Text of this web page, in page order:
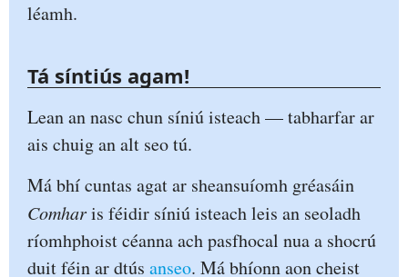
léamh.
Tá síntiús agam!
Lean an nasc chun síniú isteach — tabharfar ar
ais chuig an alt seo tú.
Má bhí cuntas agat ar sheansuíomh gréasáin
Comharis féidir síniú isteach leis an seoladh
ríomhphoist céanna ach pasfhocal nua a shocrú
duit féin ar dtús anseo. Má bhíonn aon cheist